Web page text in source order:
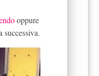
oppure
successiva.